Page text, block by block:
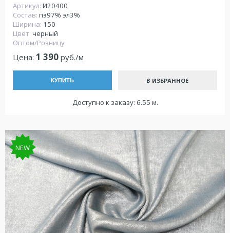
Артикул: И20400
Состав: пэ97% эл3%
Ширина: 150
Цвет: черный
Оптом/Розницу
Цена: 1 390 руб./м
КУПИТЬ В ИЗБРАННОЕ
Доступно к заказу: 6.55 м.
NEW